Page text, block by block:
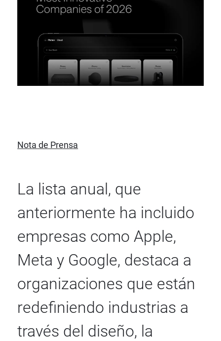
Nota de Prensa
La lista anual, que
anteriormente ha incluido
empresas como Apple,
Meta y Google, destaca a
organizaciones que están
redefiniendo industrias a
través del diseño, la